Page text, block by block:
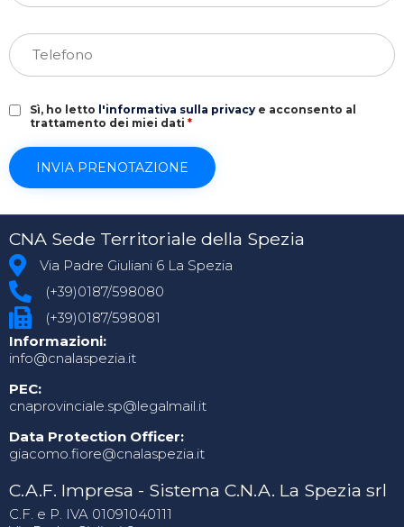
Sì, ho letto l'informativa sulla privacy e acconsento al
trattamento dei miei dati*
CNA Sede Territoriale della Spezia
Via Padre Giuliani 6 La Spezia
(+39)0187/598080
(+39)0187/598081
Informazioni:
info@cnalaspezia.it
PEC:
cnaprovinciale.sp@legalmail.it
Data Protection Officer:
giacomo.fiore@cnalaspezia.it
C.A.F. Impresa - Sistema C.N.A. La Spezia srl
C.F. e P. IVA 01091040111